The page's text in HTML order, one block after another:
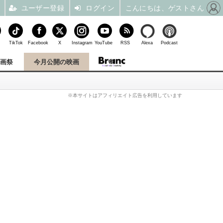
祭 今月公開の映画
※本サイトはアフィリエイト広告を利用しています
TikTok Facebook X Instagram YouTube RSS Alexa Podcast
ユーザー登録 ログイン こんにちは、ゲストさん